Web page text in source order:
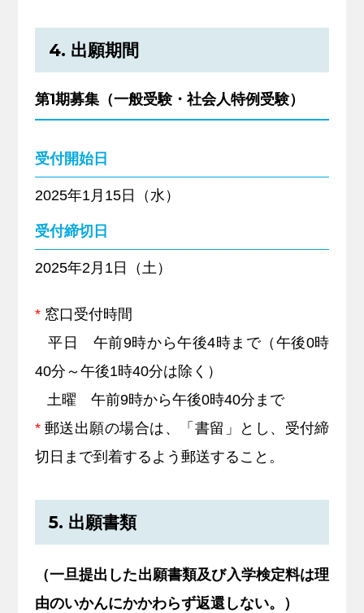
4. 出願期間
第1期募集（一般受験・社会人特例受験）
受付開始日
2025年1月15日（水）
受付締切日
2025年2月1日（土）
*窓口受付時間
平日 午前9時から午後4時まで（午後0時
40分～午後1時40分は除く）
土曜 午前9時から午後0時40分まで
*郵送出願の場合は、「書留」とし、受付締
切日まで到着するよう郵送すること。
5. 出願書類
（一旦提出した出願書類及び入学検定料は理
由のいかんにかかわらず返還しない。）